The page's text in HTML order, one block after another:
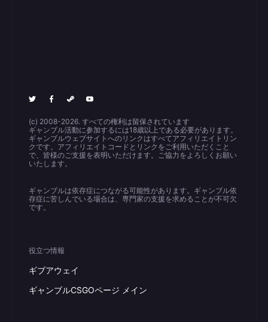
(c) 2008-2026. すべての権利は留保されています
ギャンブル活動に参加するには18歳以上である必要があります。
ギャンブルウェブサイトへのリンクはすべてアフィリエイトリン
クです。アフィリエイトコードとリンクをご利用いただくこと
で、皆様のご支援を表明いただけます。ご協力をよろしくお願い
いたします。
ギャンブルは依存症につながる可能性があります。ギャンブル依
存症に苦しんでいる場合は、専門家の支援を求めることが不可欠
です。
役立つ情報
ギブアウェイ
ギャンブルCSGOページ メイン